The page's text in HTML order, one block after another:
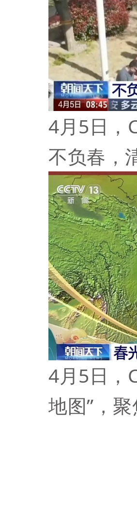
4月5日，
不负春，
4月5日，
地图”，